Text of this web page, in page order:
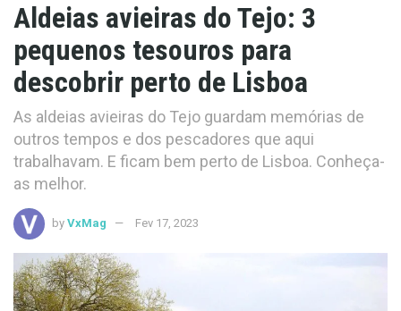
Aldeias avieiras do Tejo: 3
pequenos tesouros para
descobrir perto de Lisboa
As aldeias avieiras do Tejo guardam memórias de
outros tempos e dos pescadores que aqui
trabalhavam. E ficam bem perto de Lisboa. Conheça-
as melhor.
by VxMag Fev 17, 2023